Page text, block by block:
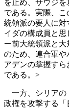
を止め、サウジ
である。実際、
統領派の要人に対
イダの構成員と
ー前大統領派と
のため、連合軍や
アデンの掌握す
である。>
一方、シリアの
政権を攻撃する「